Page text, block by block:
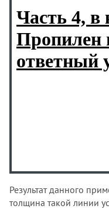
Результат данного
толщина такой линии